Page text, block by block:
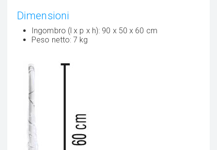
Dimensioni
Ingombro (l x p x h): 90 x 50 x 60 cm
Peso netto: 7 kg